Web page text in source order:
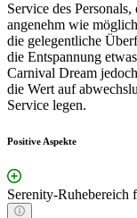
Service des
angenehm wie
die gelegentliche
die Entspannung
Carnival Dream
die Wert auf
Service legen.
Positive Aspekte
Serenity-Ruhebereich